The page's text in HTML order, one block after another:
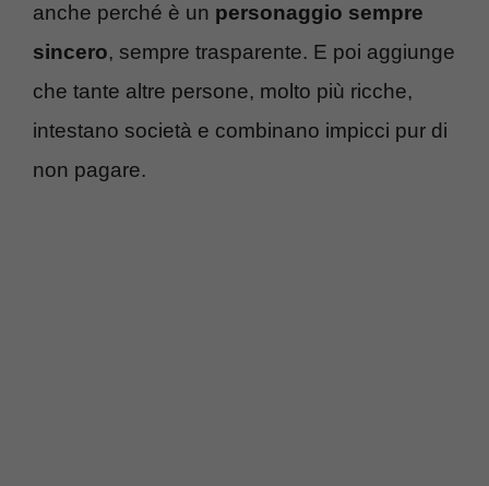
anche perché è un personaggio sempre
sincero, sempre trasparente. E poi aggiunge
che tante altre persone, molto più ricche,
intestano società e combinano impicci pur di
non pagare.